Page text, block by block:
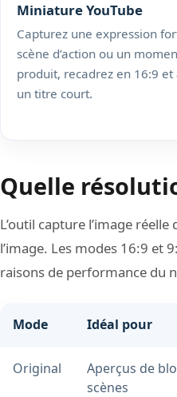
Miniature YouTube
Capturez une expression
scène d’action ou un
produit, recadrez en 16:9 et
un titre court.
Quelle
L’outil capture l’image
l’image. Les modes 16:9 et
raisons de performance du
Mode Idéal pour
Original
Aperçus de
scènes